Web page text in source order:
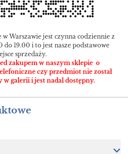
w Warszawie jest czynna codziennie z
do 19.00 i to jest nasze podstawowe
sprzedaży.
zakupem w naszym sklepie o
czy przedmiot nie został
w galerii i jest nadal dostępny.